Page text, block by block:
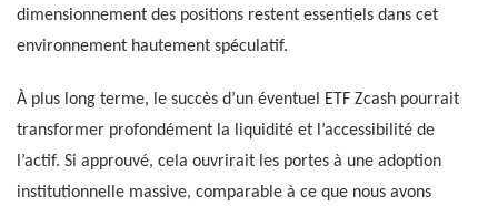
dimensionnement des positions restent essentiels dans cet
environnement hautement spéculatif.
À plus long terme, le succès d’un éventuel ETF Zcash pourrait
transformer profondément la liquidité et l’accessibilité de
l’actif. Si approuvé, cela ouvrirait les portes à une adoption
institutionnelle massive, comparable à ce que nous avons